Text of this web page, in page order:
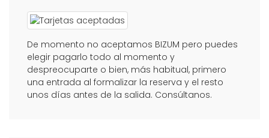
De momento no aceptamos BIZUM pero puedes
elegir pagarlo todo al momento y
despreocuparte o bien, más habitual, primero
una entrada al formalizar la reserva y el resto
unos días antes de la salida. Consúltanos.